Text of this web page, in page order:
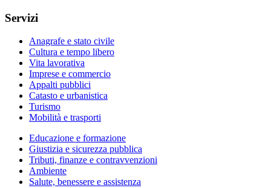
Servizi
Anagrafe e stato civile
Cultura e tempo libero
Vita lavorativa
Imprese e commercio
Appalti pubblici
Catasto e urbanistica
Turismo
Mobilità e trasporti
Educazione e formazione
Giustizia e sicurezza pubblica
Tributi, finanze e contravvenzioni
Ambiente
Salute, benessere e assistenza